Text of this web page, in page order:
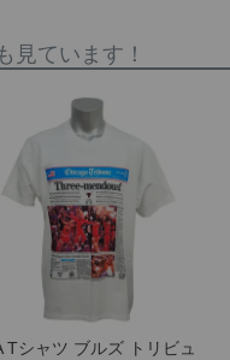
見ています！
Tシャツ ブルズ トリビュ